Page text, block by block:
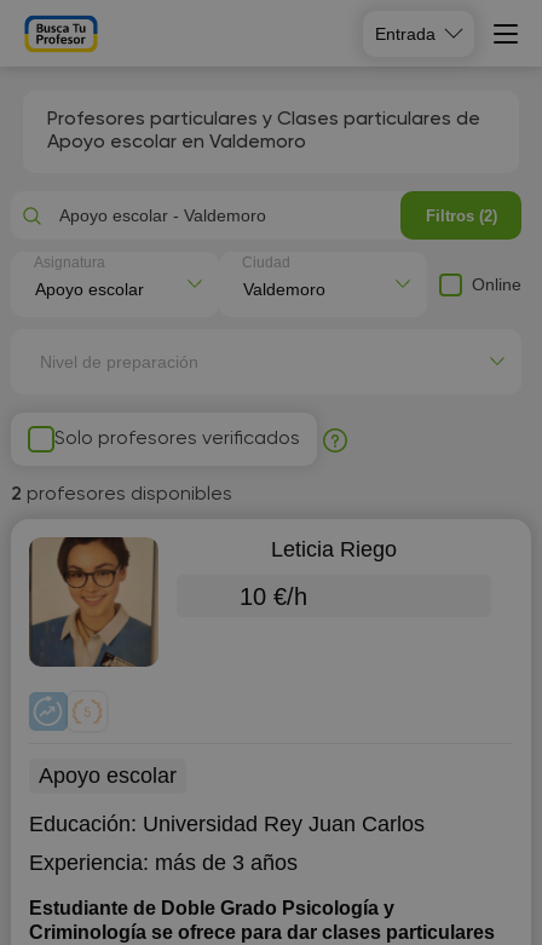
Entrada
Profesores particulares y Clases particulares de
Apoyo escolar en Valdemoro
Solo profesores verificados
2 profesores disponibles
Leticia Riego
10 €/h
Apoyo escolar
Educación: Universidad Rey Juan Carlos
Experiencia: más de 3 años
Estudiante de Doble Grado Psicología y
Criminología se ofrece para dar clases particulares
Apoyo escolar - Valdemoro Filtros (2)
Asignatura Ciudad
Online
Nivel de preparación